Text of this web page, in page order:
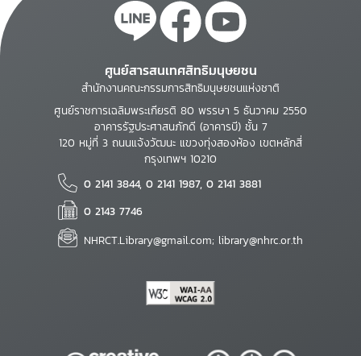
ศูนย์สารสนเทศสิทธิมนุษยชน
สำนักงานคณะกรรมการสิทธิมนุษยชนแห่งชาติ
ศูนย์ราชการเฉลิมพระเกียรติ 80 พรรษา 5 ธันวาคม 2550
อาคารรัฐประศาสนภักดี (อาคารบี) ชั้น 7
120 หมู่ที่ 3 ถนนแจ้งวัฒนะ แขวงทุ่งสองห้อง เขตหลักสี่
กรุงเทพฯ 10210
0 2141 3844, 0 2141 1987, 0 2141 3881
0 2143 7746
NHRCT.Library@gmail.com; library@nhrc.or.th